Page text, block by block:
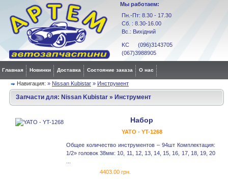
Мы работаем:
Пн.-Пт: 8.30 - 17.30
Сб. : 8.30-16.00
Вс.: Вихідний
KC (096)3143705
(067)3988905
Главная Новинки Доставка Состояние заказа О нас
Навигация: » Nissan Kubistar » Инструмент
Запчасти для: Nissan Kubistar » Инструмент
Набор
YATO - YT-1268
Общее количество инструментов – 94шт Комплектация:
1/2» головок 38мм: 10, 11, 12, 13, 14, 15, 16, 17, 18, 19, 20
4403.00 грн.